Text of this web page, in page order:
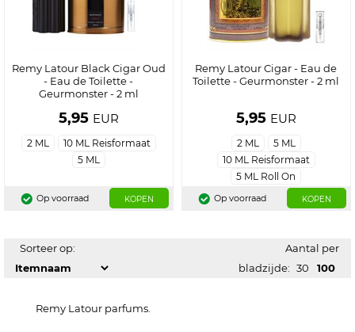
Remy Latour Black Cigar Oud
- Eau de Toilette -
Geurmonster - 2 ml
5,95 EUR
2 ML
10 ML Reisformaat
5 ML
Op voorraad KOPEN
Remy Latour Cigar - Eau de
Toilette - Geurmonster - 2 ml
5,95 EUR
2 ML
5 ML
10 ML Reisformaat
5 ML Roll On
Op voorraad KOPEN
Sorteer op:
Aantal per
bladzijde: 30 100
Remy Latour parfums.